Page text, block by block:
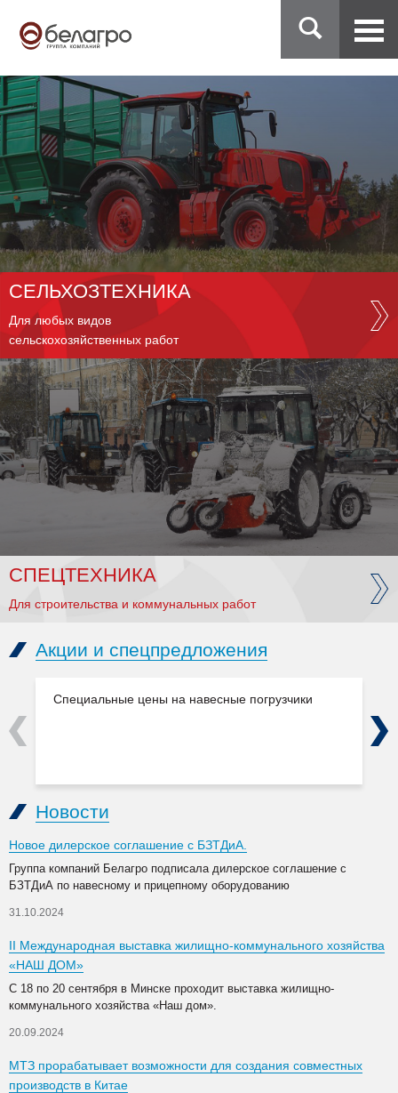
СЕЛЬХОЗТЕХНИКА
Для любых видов
сельскохозяйственных работ
СПЕЦТЕХНИКА
Для строительства и коммунальных работ
Акции и спецпредложения
Специальные цены на навесные погрузчики
Previous Next
Новости
Новое дилерское соглашение с БЗТДиА.
Группа компаний Белагро подписала дилерское соглашение с
БЗТДиА по навесному и прицепному оборудованию
31.10.2024
II Международная выставка жилищно-коммунального хозяйства
«НАШ ДОМ»
С 18 по 20 сентября в Минске проходит выставка жилищно-
коммунального хозяйства «Наш дом».
20.09.2024
МТЗ прорабатывает возможности для создания совместных
производств в Китае